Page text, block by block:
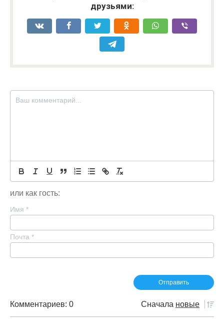
друзьями:
или как гость:
Имя *
Почта *
Комментариев: 0 Сначала новые